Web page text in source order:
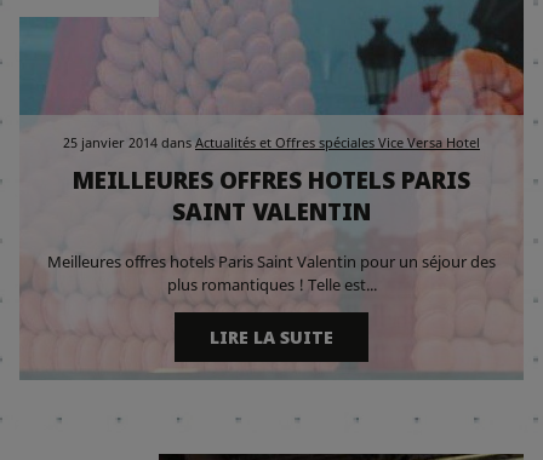
25 janvier 2014 dans Actualités et Offres spéciales Vice Versa Hotel
MEILLEURES OFFRES HOTELS PARIS
SAINT VALENTIN
Meilleures offres hotels Paris Saint Valentin pour un séjour des
plus romantiques ! Telle est...
LIRE LA SUITE